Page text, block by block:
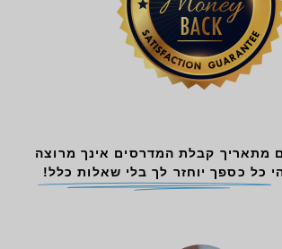
תוך 90 יום מתאריך קבלת המדרסים אינך מרוצה
כל כספך יוחזר לך בלי שאלות כלל!